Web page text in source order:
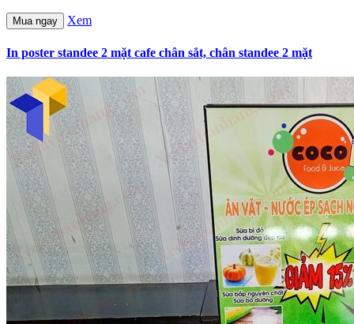
Mua ngay Xem
In poster standee 2 mặt cafe chân sắt, chân standee 2 mặt